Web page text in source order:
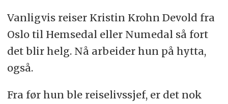
Vanligvis reiser Kristin Krohn Devold fra
Oslo til Hemsedal eller Numedal så fort
det blir helg. Nå arbeider hun på hytta,
også.
Fra før hun ble reiselivssjef, er det nok